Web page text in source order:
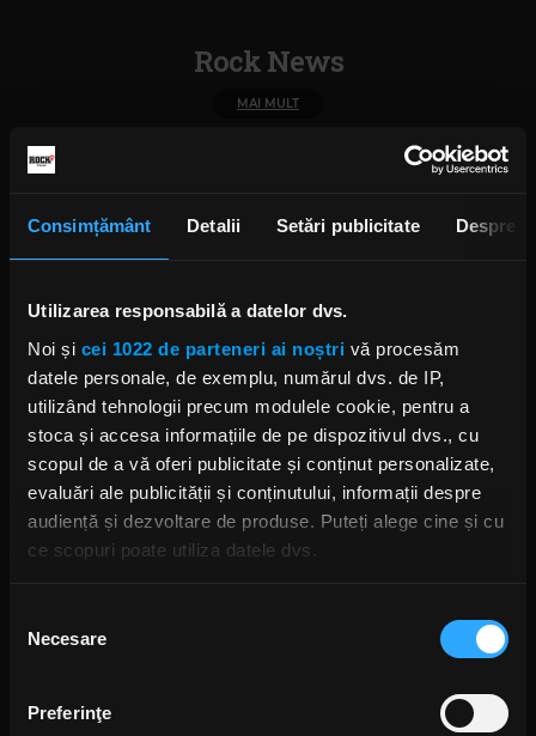
Consimțământ Detalii Setări publicitate Despre
Utilizarea responsabilă a datelor dvs.
Noi și cei 1022 de parteneri ai noștri vă procesăm
datele personale, de exemplu, numărul dvs. de IP,
utilizând tehnologii precum modulele cookie, pentru a
stoca și accesa informațiile de pe dispozitivul dvs., cu
scopul de a vă oferi publicitate și conținut personalizate,
evaluări ale publicității și conținutului, informații despre
audiență și dezvoltare de produse. Puteți alege cine și cu
ce scopuri poate utiliza datele dvs.
Să colectăm informațiile cu privire la locația dvs.
Să vă identificăm dispozitivul scanândul-l în mod
activ după caracteristici specifice (amprentare)
consimțământului
Necesare
Preferinţe
Rock News
MAI MULT
Green Day a lansat un canal
și imagini nemaivăzute
ANCA NIȚĂ
Yngwie Malmsteen anunță
albumul Hell or High Water și
lansează single-ul „Now or
Never”
2 ZILE ÎN URMĂ
S-au deschis înscrierile pentru
Festivalul Mamaia 2026
Povestea revenirii trupei Linkin